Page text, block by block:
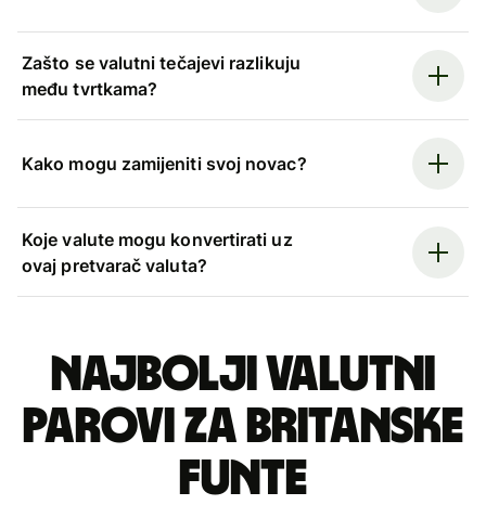
Zašto se valutni tečajevi razlikuju
među tvrtkama?
Kako mogu zamijeniti svoj novac?
Koje valute mogu konvertirati uz
ovaj pretvarač valuta?
Najbolji valutni
parovi za britanske
funte